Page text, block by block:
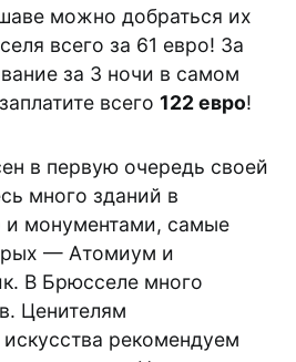
можно добраться их
всего за 61 евро! За
за 3 ночи в самом
всего 122 евро!
в первую очередь своей
много зданий в
и монументами, самые
— Атомиум и
В Брюсселе много
Ценителям
рекомендуем